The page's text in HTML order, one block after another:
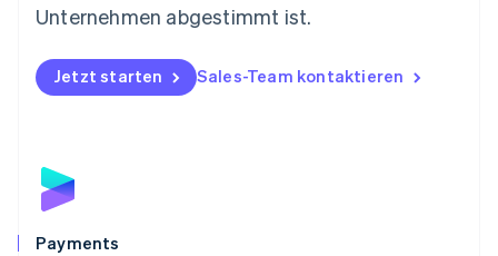
Unternehmen abgestimmt ist.
Jetzt starten Sales-Team kontaktieren
Payments
Österreich
Polen
English
Portugal
Schweden
Schweiz